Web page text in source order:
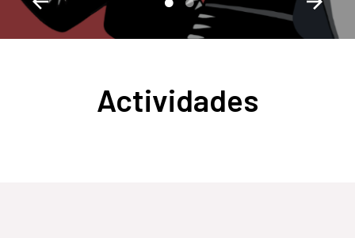
Actividades